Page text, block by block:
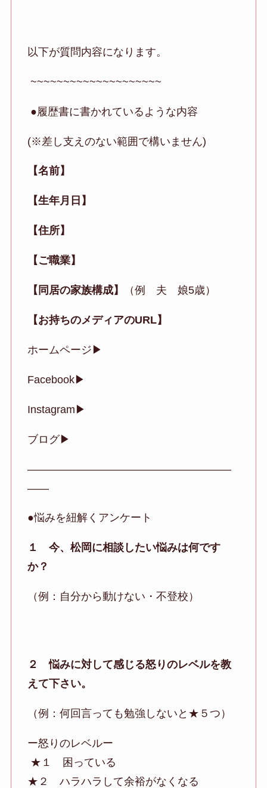
以下が質問内容になります。
~~~~~~~~~~~~~~~~~~~~
●履歴書に書かれているような内容
(※差し支えのない範囲で構いません)
【名前】
【生年月日】
【住所】
【ご職業】
【同居の家族構成】 （例 夫 娘5歳）
【お持ちのメディアのURL】
ホームページ▶
Facebook▶
Instagram▶
ブログ▶
———————————————————
——
●悩みを紐解くアンケート
１ 今、松岡に相談したい悩みは何です
か？
（例：自分から動けない・不登校）
２ 悩みに対して感じる怒りのレベルを教
えて下さい。
（例：何回言っても勉強しないと★５つ）
ー怒りのレベルー
★１ 困っている
★２ ハラハラして余裕がなくなる